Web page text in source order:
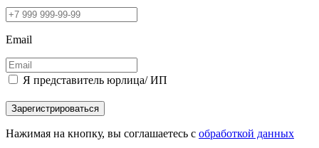
Email
Я представитель юрлица/ ИП
Зарегистрироваться
Нажимая на кнопку, вы соглашаетесь с обработкой данных